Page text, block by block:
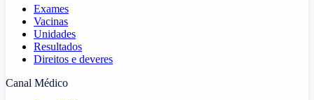
Exames
Vacinas
Unidades
Resultados
Direitos e deveres
Canal Médico